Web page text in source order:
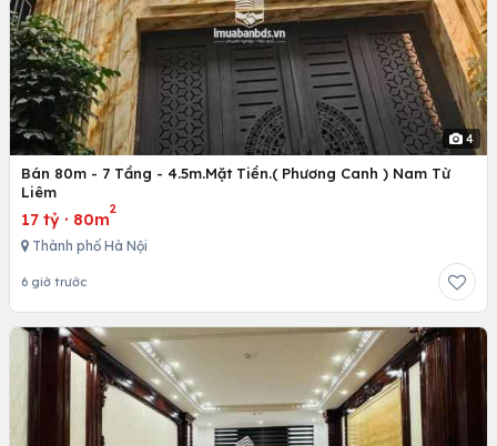
4
Bán 80m - 7 Tầng - 4.5m.Mặt Tiền.( Phương Canh ) Nam Từ
Liêm
17 tỷ · 80m
2
Thành phố Hà Nội
6 giờ trước